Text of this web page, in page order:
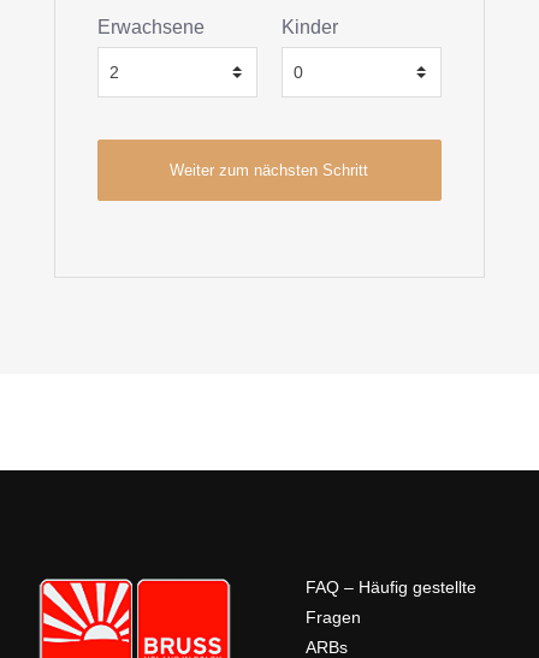
Erwachsene Kinder
FAQ – Häufig gestellte
Fragen
ARBs